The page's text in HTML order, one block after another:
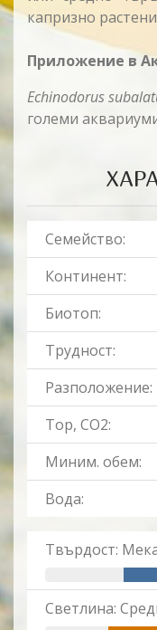
капризно
Приложение в
Echinodorus
големи
Семейство:
Континент:
Биотоп:
Трудност:
Разположение:
Тор, CO2:
Миним. обем:
Вода:
Твърдост:
Светлина: